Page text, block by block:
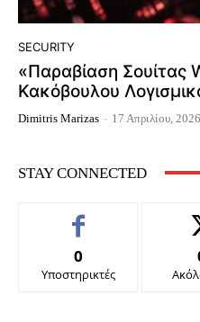
SECURITY
«Παραβίαση Σουίτας
Κακόβουλου
Dimitris Marizas - 17 Απριλίου, 2026
STAY CONNECTED
0
Υποστηρικτές